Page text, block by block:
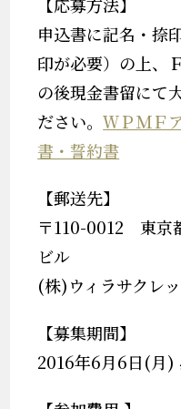
申込書に記名・捺
印が必要）の上、
の後現金書留にて
ださい。ＷＰＭＦ
書・誓約書
【郵送先】
〒110-0012 東京
ビル
(株)ウィラサクレ
【募集期間】
2016年6月6日(月)